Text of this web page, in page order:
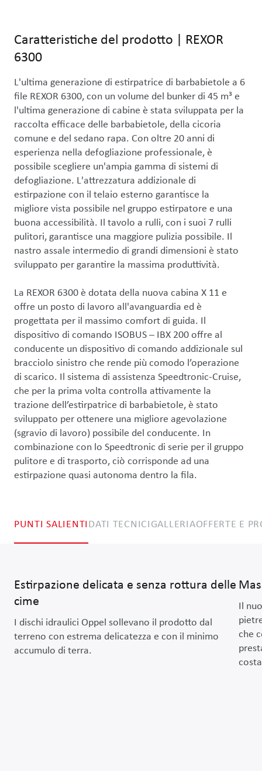
Caratteristiche del prodotto | REXOR
6300
L'ultima generazione di estirpatrice di barbabietole a 6
file REXOR 6300, con un volume del bunker di 45 m³ e
l'ultima generazione di cabine è stata sviluppata per la
raccolta efficace delle barbabietole, della cicoria
comune e del sedano rapa. Con oltre 20 anni di
esperienza nella defogliazione professionale, è
possibile scegliere un'ampia gamma di sistemi di
defogliazione. L'attrezzatura addizionale di
estirpazione con il telaio esterno garantisce la
migliore vista possibile nel gruppo estirpatore e una
buona accessibilità. Il tavolo a rulli, con i suoi 7 rulli
pulitori, garantisce una maggiore pulizia possibile. Il
nastro assale intermedio di grandi dimensioni è stato
sviluppato per garantire la massima produttività.
La REXOR 6300 è dotata della nuova cabina X 11 e
offre un posto di lavoro all'avanguardia ed è
progettata per il massimo comfort di guida. Il
dispositivo di comando ISOBUS – IBX 200 offre al
conducente un dispositivo di comando addizionale sul
bracciolo sinistro che rende più comodo l’operazione
di scarico. Il sistema di assistenza Speedtronic-Cruise,
che per la prima volta controlla attivamente la
trazione dell’estirpatrice di barbabietole, è stato
sviluppato per ottenere una migliore agevolazione
(sgravio di lavoro) possibile del conducente. In
combinazione con lo Speedtronic di serie per il gruppo
pulitore e di trasporto, ciò corrisponde ad una
estirpazione quasi autonoma dentro la fila.
PUNTI SALIENTIDATI TECNICIGALLERIAOFFERTE E
Estirpazione delicata e senza rottura delle
cime
I dischi idraulici Oppel sollevano il prodotto dal
terreno con estrema delicatezza e con il minimo
accumulo di terra.
Il
che